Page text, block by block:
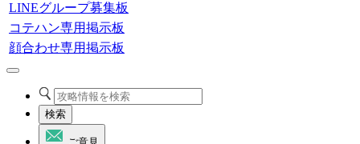
LINEグループ募集板
コテハン専用掲示板
顔合わせ専用掲示板
検索